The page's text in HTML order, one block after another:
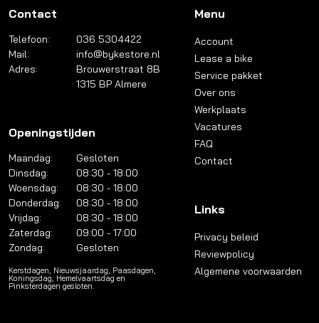
Contact
Telefoon:
036 5304422
Mail:
info@bykestore.nl
Adres:
Brouwerstraat 8B
1315 BP Almere
Openingstijden
Maandag:
Gesloten
Dinsdag:
08:30 - 18:00
Woensdag:
08:30 - 18:00
Donderdag:
08:30 - 18:00
Vrijdag:
08:30 - 18:00
Zaterdag:
09:00 - 17:00
Zondag:
Gesloten
Kerstdagen, Nieuwsjaardag, Paasdagen,
Koningsdag, Hemelvaartsdag en
Pinksterdagen gesloten.
Menu
Account
Lease a bike
Service pakket
Over ons
Werkplaats
Vacatures
FAQ
Contact
Links
Privacy beleid
Reviewpolicy
Algemene voorwaarden